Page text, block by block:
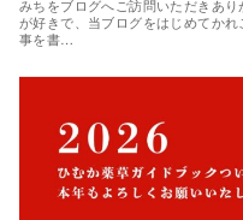
みちをブログへご訪問いただきあ
が好きで、当ブログをはじめてか
事を書…